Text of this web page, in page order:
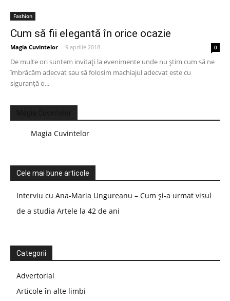
Fashion
Cum să fii elegantă în orice ocazie
Magia Cuvintelor - 9 aprilie 2018 0
De multe ori suntem invitați la evenimente unde nu știm cum să ne
îmbrăcăm adecvat sau să folosim machiajul adecvat este cu
siguranță o...
Magia Cuvintelor
Cele mai bune articole
Interviu cu Ana-Maria Ungureanu – Cum și-a urmat visul
de a studia Artele la 42 de ani
Categorii
Advertorial
Articole în alte limbi